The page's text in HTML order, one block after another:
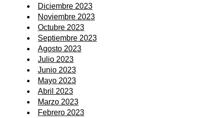
Diciembre 2023
Noviembre 2023
Octubre 2023
Septiembre 2023
Agosto 2023
Julio 2023
Junio 2023
Mayo 2023
Abril 2023
Marzo 2023
Febrero 2023